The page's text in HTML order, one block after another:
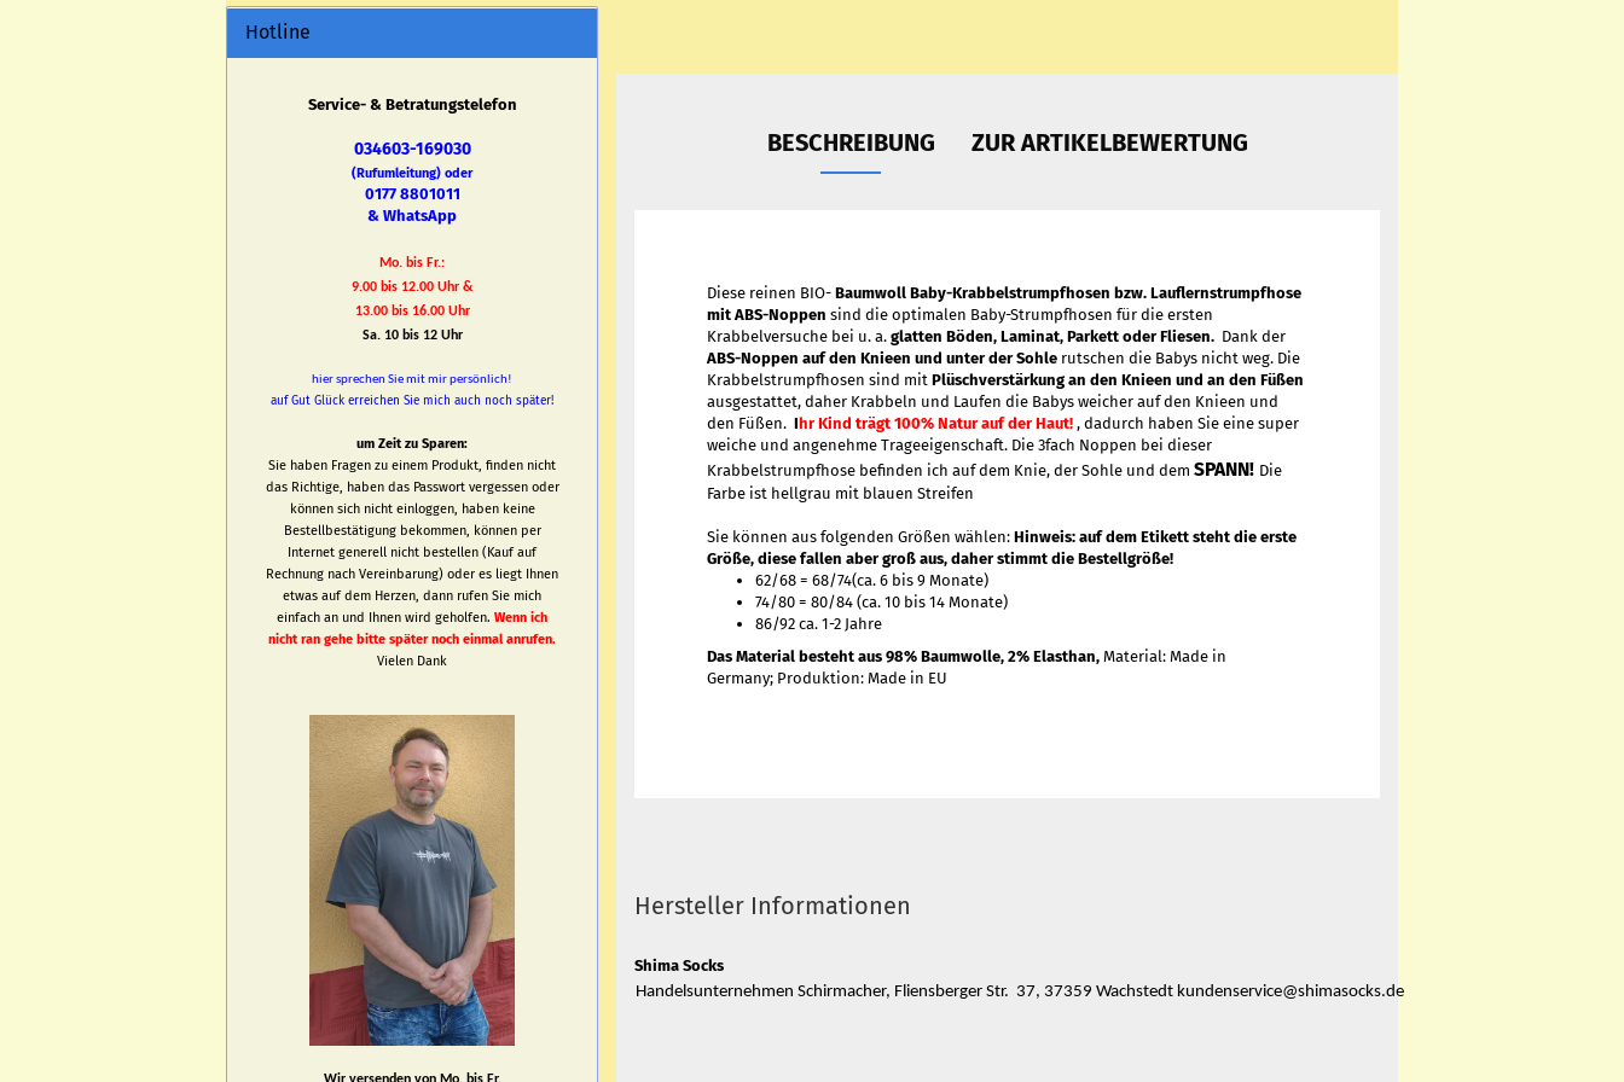
BESCHREIBUNG ZUR ARTIKELBEWERTUNG
Diese reinen BIO-Baumwoll Baby-Krabbelstrumpfhosen bzw. Lauflernstrumpfhose
mit ABS-Noppen sind die optimalen Baby-Strumpfhosen für die ersten
Krabbelversuche bei u. a.glatten Böden, Laminat, Parkett oder Fliesen. Dank der
ABS-Noppen auf den Knieen und unter der Sohle rutschen die Babys nicht weg. Die
Krabbelstrumpfhosen sind mitPlüschverstärkung an den Knieen und an den Füßen
ausgestattet, daher Krabbeln und Laufen die Babys weicher auf den Knieen und
den Füßen.Ihr Kind trägt 100% Natur auf der Haut! , dadurch haben Sie eine super
weiche und angenehme Trageeigenschaft. Die 3fach Noppen bei dieser
Krabbelstrumpfhose befinden ich auf dem Knie, der Sohle und demSPANN! Die
Farbe ist hellgrau mit blauen Streifen
Sie können aus folgenden Größen wählen:Hinweis: auf dem Etikett steht die erste
Größe, diese fallen aber groß aus, daher stimmt die Bestellgröße!
62/68 = 68/74(ca. 6 bis 9 Monate)
74/80 = 80/84 (ca. 10 bis 14 Monate)
86/92 ca. 1-2 Jahre
Das Material besteht aus 98% Baumwolle, 2% Elasthan,Material: Made in
Germany; Produktion: Made in EU
Hersteller Informationen
Shima Socks
Handelsunternehmen Schirmacher, Fliensberger Str. 37, 37359 Wachstedt kundenservice@shimasocks.de
Hotline
Service- & Betratungstelefon
034603-169030
(Rufumleitung) oder
0177 8801011
& WhatsApp
Mo. bis Fr.:
9.00 bis 12.00 Uhr &
13.00 bis 16.00 Uhr
Sa. 10 bis 12 Uhr
hier sprechen Sie mit mir persönlich!
auf Gut Glück erreichen Sie mich auch noch später!
um Zeit zu Sparen:
Sie haben Fragen zu einem Produkt, finden nicht
das Richtige, haben das Passwort vergessen oder
können sich nicht einloggen, haben keine
Bestellbestätigung bekommen, können per
Internet generell nicht bestellen (Kauf auf
Rechnung nach Vereinbarung) oder es liegt Ihnen
etwas auf dem Herzen, dann rufen Sie mich
einfach an und Ihnen wird geholfen.Wenn ich
nicht ran gehe bitte später noch einmal anrufen.
Vielen Dank